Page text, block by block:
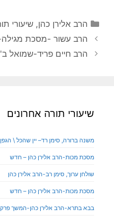
הרב אלירן כהן,שיעורי
הרב עשור -מסכת
הרב חיים פריד-שמואל ב'
שיעורי תורה אחרונים
משנה ברורה, סימן רד– יין שהכל \ הגפן
מסכת מכות-הרב אלירן כהן – חדש
שולחן ערוך, סימן רב-הרב אלירן כהן
מסכת מכות-הרב אלירן כהן – חדש
בבא בתרא-הרב אלירן כהן-המשך